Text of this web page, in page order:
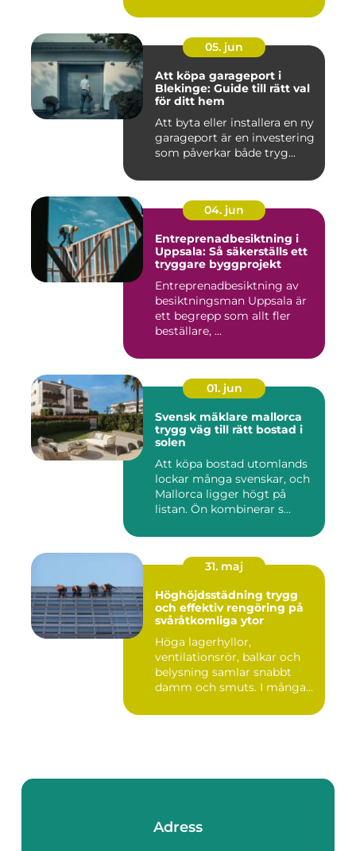
05. jun
Att köpa garageport i
Blekinge: Guide till rätt val
för ditt hem
Att byta eller installera en ny
garageport är en investering
som påverkar både tryg...
04. jun
Entreprenadbesiktning i
Uppsala: Så säkerställs ett
tryggare byggprojekt
Entreprenadbesiktning av
besiktningsman Uppsala är
ett begrepp som allt fler
beställare, ...
01. jun
Svensk mäklare mallorca
trygg väg till rätt bostad i
solen
Att köpa bostad utomlands
lockar många svenskar, och
Mallorca ligger högt på
listan. Ön kombinerar s...
31. maj
Höghöjdsstädning trygg
och effektiv rengöring på
svåråtkomliga ytor
Höga lagerhyllor,
ventilationsrör, balkar och
belysning samlar snabbt
damm och smuts. I många
Adress